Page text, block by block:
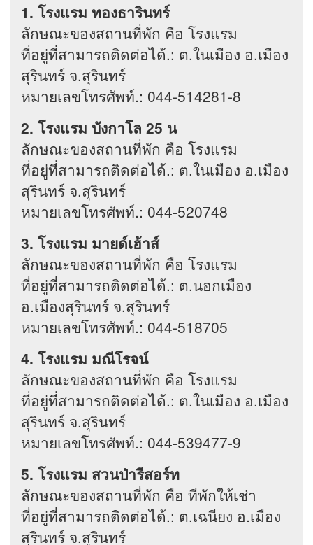
1. โรงแรม ทองธารินทร์
ลักษณะของสถานที่พัก คือ โรงแรม
ที่อยู่ที่สามารถติดต่อได้.: ต.ในเมือง อ.เมือง
สุรินทร์ จ.สุรินทร์
หมายเลขโทรศัพท์.: 044-514281-8
2. โรงแรม บังกาโล 25 น
ลักษณะของสถานที่พัก คือ โรงแรม
ที่อยู่ที่สามารถติดต่อได้.: ต.ในเมือง อ.เมือง
สุรินทร์ จ.สุรินทร์
หมายเลขโทรศัพท์.: 044-520748
3. โรงแรม มายด์เฮ้าส์
ลักษณะของสถานที่พัก คือ โรงแรม
ที่อยู่ที่สามารถติดต่อได้.: ต.นอกเมือง
อ.เมืองสุรินทร์ จ.สุรินทร์
หมายเลขโทรศัพท์.: 044-518705
4. โรงแรม มณีโรจน์
ลักษณะของสถานที่พัก คือ โรงแรม
ที่อยู่ที่สามารถติดต่อได้.: ต.ในเมือง อ.เมือง
สุรินทร์ จ.สุรินทร์
หมายเลขโทรศัพท์.: 044-539477-9
5. โรงแรม สวนป่ารีสอร์ท
ลักษณะของสถานที่พัก คือ ทีพักให้เช่า
ที่อยู่ที่สามารถติดต่อได้.: ต.เฉนียง อ.เมือง
สุรินทร์ จ.สุรินทร์